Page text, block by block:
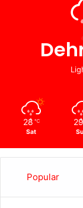
28 ℃
Sat
29
Popular